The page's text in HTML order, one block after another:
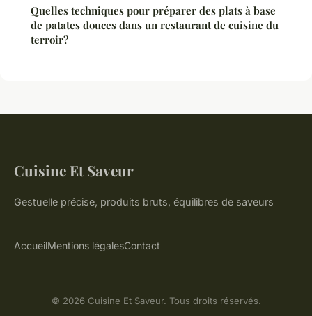
Quelles techniques pour préparer des plats à base
de patates douces dans un restaurant de cuisine du
terroir?
Cuisine Et Saveur
Gestuelle précise, produits bruts, équilibres de saveurs
AccueilMentions légalesContact
© 2026 Cuisine Et Saveur. Tous droits réservés.